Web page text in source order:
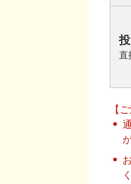
直
【